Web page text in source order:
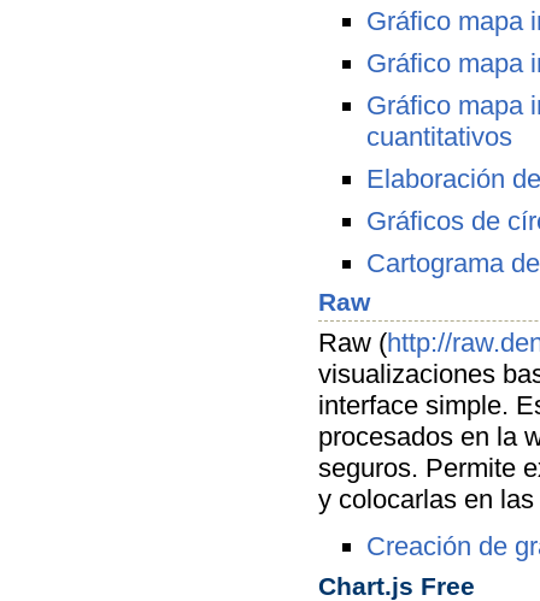
Gráfico mapa
Gráfico mapa
Gráfico mapa
cuantitativos
Elaboración
Gráficos de
Cartograma
Raw
Raw (http://
visualizaciones
interface simple.
procesados en la
seguros. Permite
y colocarlas en
Creación de
Chart.js Free